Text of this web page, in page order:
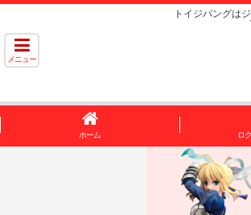
トイジパングは
メニュー
ホーム ロ